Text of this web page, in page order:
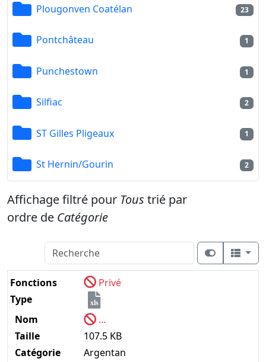
Plougonven Coatélan 23
Pontchâteau 1
Punchestown 1
Silfiac 2
ST Gilles Pligeaux 1
St Hernin/Gourin 2
Affichage filtré pour Tous trié par
ordre de Catégorie
Fonctions
Privé
Type
xls
Nom
...
Taille
107.5 KB
Catégorie
Argentan